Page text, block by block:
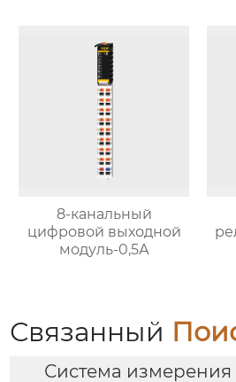
8-канальный
цифровой выходной
модуль-0,5А
Связанный
Система